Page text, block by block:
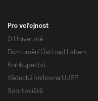
Pro veřejnost
O Univerzitě
Dům umění Ústí nad Labem
Knihkupectví
Vědecká knihovna UJEP
Sportoviště